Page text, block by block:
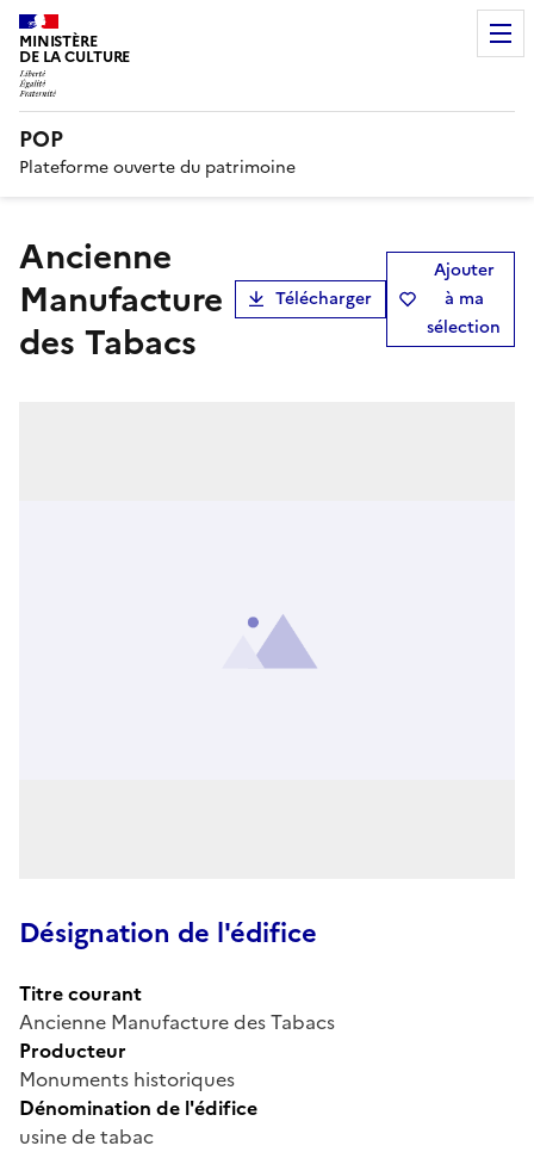
MINISTÈRE
DE LA CULTURE
POP
Plateforme ouverte du patrimoine
Ancienne
Manufacture
des Tabacs
Télécharger
Ajouter
à ma
sélection
Désignation de l'édifice
Titre courant
Ancienne Manufacture des Tabacs
Producteur
Monuments historiques
Dénomination de l'édifice
usine de tabac